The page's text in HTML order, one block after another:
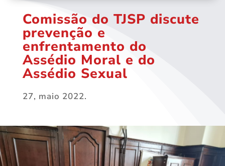
Comissão do TJSP discute
prevenção e
enfrentamento do
Assédio Moral e do
Assédio Sexual
27, maio 2022.